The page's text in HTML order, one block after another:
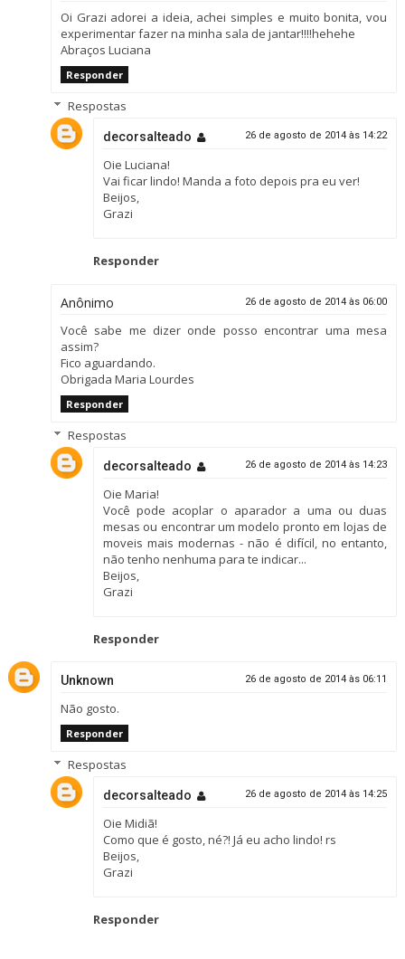
Oi Grazi adorei a ideia, achei simples e muito bonita, vou
experimentar fazer na minha sala de jantar!!!!hehehe
Abraços Luciana
Responder
Respostas
decorsalteado 26 de agosto de 2014 às 14:22
Oie Luciana!
Vai ficar lindo! Manda a foto depois pra eu ver!
Beijos,
Grazi
Responder
Anônimo 26 de agosto de 2014 às 06:00
Você sabe me dizer onde posso encontrar uma mesa
assim?
Fico aguardando.
Obrigada Maria Lourdes
Responder
Respostas
decorsalteado 26 de agosto de 2014 às 14:23
Oie Maria!
Você pode acoplar o aparador a uma ou duas
mesas ou encontrar um modelo pronto em lojas de
moveis mais modernas - não é difícil, no entanto,
não tenho nenhuma para te indicar...
Beijos,
Grazi
Responder
Unknown 26 de agosto de 2014 às 06:11
Não gosto.
Responder
Respostas
decorsalteado 26 de agosto de 2014 às 14:25
Oie Midiã!
Como que é gosto, né?! Já eu acho lindo! rs
Beijos,
Grazi
Responder